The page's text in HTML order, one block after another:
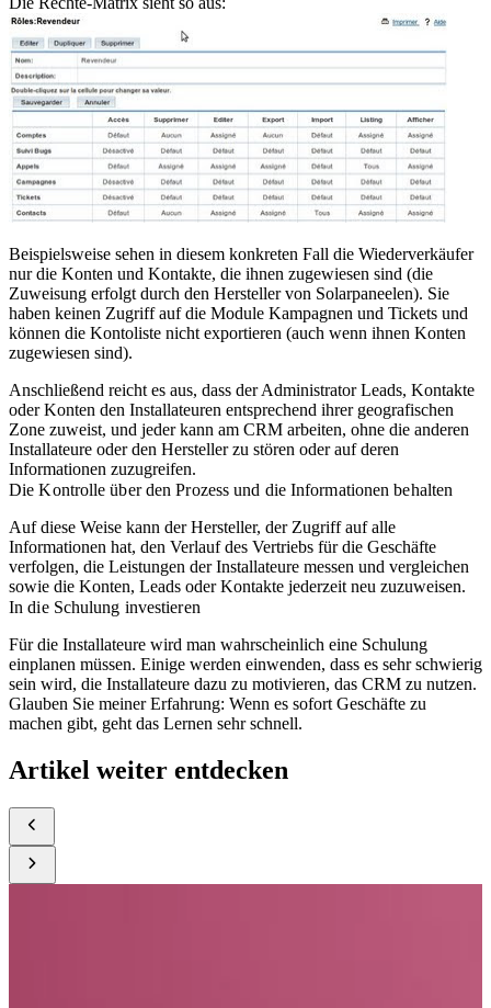
Beispielsweise sehen in diesem konkreten Fall die Wiederverkäufer
nur die Konten und Kontakte, die ihnen zugewiesen sind (die
Zuweisung erfolgt durch den Hersteller von Solarpaneelen). Sie
haben keinen Zugriff auf die Module Kampagnen und Tickets und
können die Kontoliste nicht exportieren (auch wenn ihnen Konten
zugewiesen sind).
Anschließend reicht es aus, dass der Administrator Leads, Kontakte
oder Konten den Installateuren entsprechend ihrer geografischen
Zone zuweist, und jeder kann am CRM arbeiten, ohne die anderen
Installateure oder den Hersteller zu stören oder auf deren
Informationen zuzugreifen.
Die Kontrolle über den Prozess und die Informationen behalten
Auf diese Weise kann der Hersteller, der Zugriff auf alle
Informationen hat, den Verlauf des Vertriebs für die Geschäfte
verfolgen, die Leistungen der Installateure messen und vergleichen
sowie die Konten, Leads oder Kontakte jederzeit neu zuzuweisen.
In die Schulung investieren
Für die Installateure wird man wahrscheinlich eine Schulung
einplanen müssen. Einige werden einwenden, dass es sehr schwierig
sein wird, die Installateure dazu zu motivieren, das CRM zu nutzen.
Glauben Sie meiner Erfahrung: Wenn es sofort Geschäfte zu
machen gibt, geht das Lernen sehr schnell.
Artikel weiter entdecken